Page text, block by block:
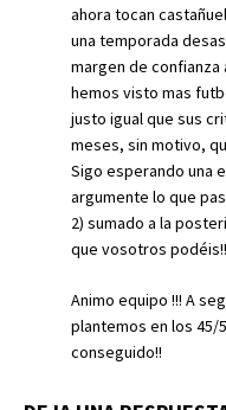
ahora tocan
una temporada
margen de confianza
hemos visto mas
justo igual que sus
meses, sin motivo,
Sigo esperando una
argumente lo que
2) sumado a la
que vosotros podéis!!
Animo equipo !!! A
plantemos en los
conseguido!!